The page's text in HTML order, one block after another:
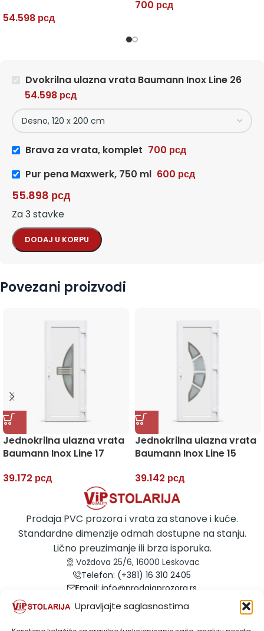
Upravljajte saglasnostima
54.598 рсд
700 рсд
Dvokrilna ulazna vrata Baumann Inox Line 26
54.598 рсд
Brava za vrata, komplet 700 рсд
Pur pena Maxwerk, 750 ml 600 рсд
55.898 рсд
Za 3 stavke
DODAJ U KORPU
Povezani proizvodi
Jednokrilna ulazna vrata
Baumann Inox Line 17
39.172 рсд
Jednokrilna ulazna vrata
Baumann Inox Line 15
39.142 рсд
Prodaja PVC prozora i vrata za stanove i kuće.
Standardne dimenzije odmah dostupne na stanju.
Lično preuzimanje ili brza isporuka.
Voždova 25/6, 16000 Leskovac
Telefon: (+381) 16 310 2405
Email: info@prodajaprozora.rs
Email: prodaja@prodajaprozora.rs